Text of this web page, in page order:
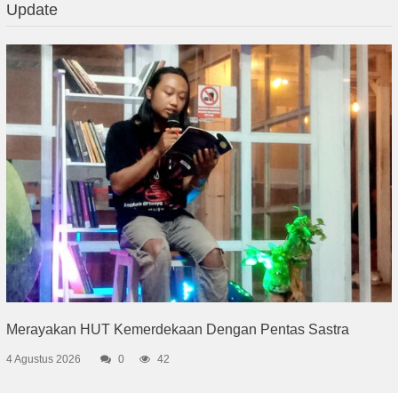
Update
Merayakan HUT Kemerdekaan Dengan Pentas Sastra
4 Agustus 2026 0 42